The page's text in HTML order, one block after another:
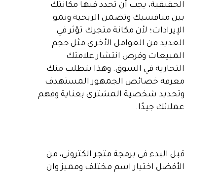
الحقيقية، يجب أن تحدد فيها مكانتك
بين منافسيك وتضمن الربحية ونمو
الإيرادات؛ لأن مكانة متجرك تؤثر في
العديد من العوامل الأخرى مثل حجم
المبيعات وفرص انتشار علامتك
التجارية في السوق. وهذا يتطلب منك
معرفة خصائص الجمهور المستهدف
وتحديد شخصية المشتري بعناية وفهم
عملائك جيدًا.
قبل البدء في برمجة متجر الكتروني، من
الأفضل اختيار اسم مختلف ومميز وان